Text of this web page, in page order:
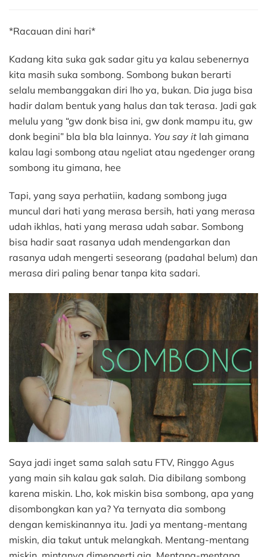
*Racauan dini hari*
Kadang kita suka gak sadar gitu ya kalau sebenernya
kita masih suka sombong. Sombong bukan berarti
selalu membanggakan diri lho ya, bukan. Dia juga bisa
hadir dalam bentuk yang halus dan tak terasa. Jadi gak
melulu yang “gw donk bisa ini, gw donk mampu itu, gw
donk begini” bla bla bla lainnya. You say it lah gimana
kalau lagi sombong atau ngeliat atau ngedenger orang
sombong itu gimana, hee
Tapi, yang saya perhatiin, kadang sombong juga
muncul dari hati yang merasa bersih, hati yang merasa
udah ikhlas, hati yang merasa udah sabar. Sombong
bisa hadir saat rasanya udah mendengarkan dan
rasanya udah mengerti seseorang (padahal belum) dan
merasa diri paling benar tanpa kita sadari.
Saya jadi inget sama salah satu FTV, Ringgo Agus
yang main sih kalau gak salah. Dia dibilang sombong
karena miskin. Lho, kok miskin bisa sombong, apa yang
disombongkan kan ya? Ya ternyata dia sombong
dengan kemiskinannya itu. Jadi ya mentang-mentang
miskin, dia takut untuk melangkah. Mentang-mentang